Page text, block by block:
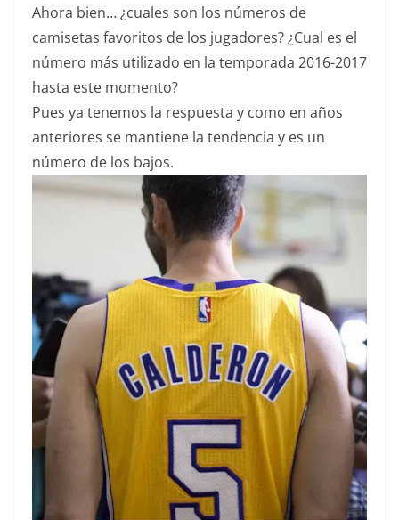
Ahora bien… ¿cuales son los números de
camisetas favoritos de los jugadores? ¿Cual es el
número más utilizado en la temporada 2016-2017
hasta este momento?
Pues ya tenemos la respuesta y como en años
anteriores se mantiene la tendencia y es un
número de los bajos.